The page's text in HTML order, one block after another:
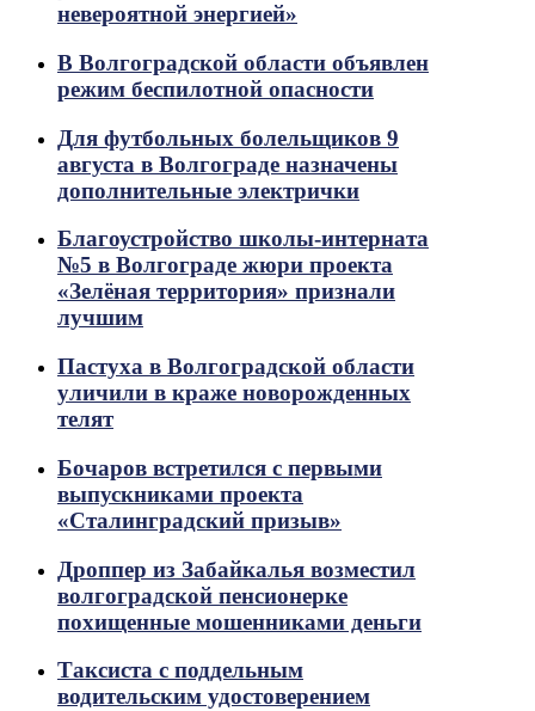
невероятной энергией»
В Волгоградской области объявлен
режим беспилотной опасности
Для футбольных болельщиков 9
августа в Волгограде назначены
дополнительные электрички
Благоустройство школы-интерната
№5 в Волгограде жюри проекта
«Зелёная территория» признали
лучшим
Пастуха в Волгоградской области
уличили в краже новорожденных
телят
Бочаров встретился с первыми
выпускниками проекта
«Сталинградский призыв»
Дроппер из Забайкалья возместил
волгоградской пенсионерке
похищенные мошенниками деньги
Таксиста с поддельным
водительским удостоверением